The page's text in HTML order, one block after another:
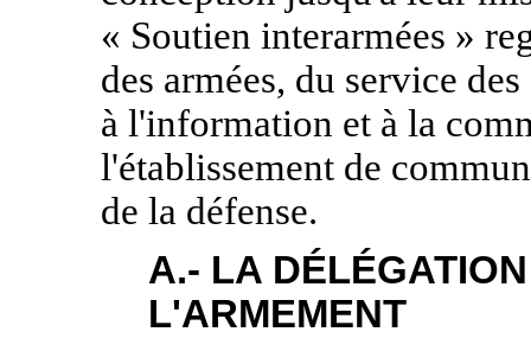
« Soutien interarmées »
des armées, du service
à l'information et à la
l'établissement de
de la défense.
A.- LA
L'ARMEMENT